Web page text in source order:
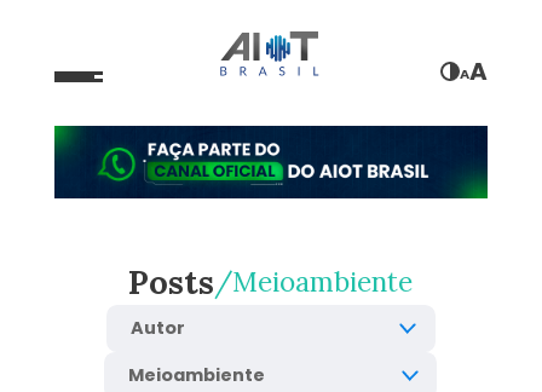
AA
Posts Meioambiente